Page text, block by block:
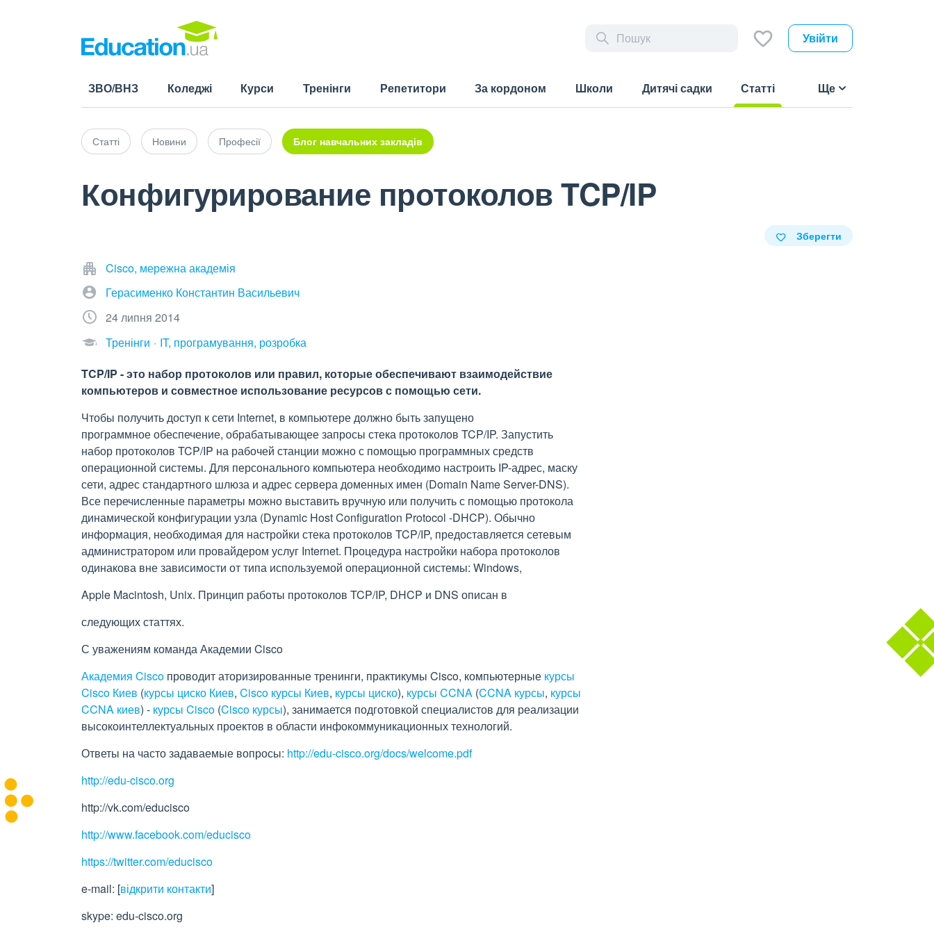
Увійти
ЗВО/ВНЗ Коледжі Курси Тренінги Репетитори За кордоном Школи Дитячі садки
Статті
Ще
Статті Новини Професії Блог навчальних закладів
Конфигурирование протоколов TCP/IP
Зберегти
Cisco, мережна академія
Герасименко Константин Васильевич
24 липня 2014
Тренінги
IT, програмування, розробка
TCP/IP - это набор протоколов или правил, которые обеспечивают взаимодействие
компьютеров и совместное использование ресурсов с помощью сети.
Чтобы получить доступ к сети Internet, в компьютере должно быть запущено
программное обеспечение, обрабатывающее запросы стека протоколов TCP/IP. Запустить
набор протоколов TCP/IP на рабочей станции можно с помощью программных средств
операционной системы. Для персонального компьютера необходимо настроить IP-адрес, маску
сети, адрес стандартного шлюза и адрес сервера доменных имен (Domain Name Server-DNS).
Все перечисленные параметры можно выставить вручную или получить с помощью протокола
динамической конфигурации узла (Dynamic Host Configuration Protocol -DHCP). Обычно
информация, необходимая для настройки стека протоколов TCP/IP, предоставляется сетевым
администратором или провайдером услуг Internet. Процедура настройки набора протоколов
одинакова вне зависимости от типа используемой операционной системы: Windows,
Apple Macintosh, Unix. Принцип работы протоколов TCP/IP, DHCP и DNS описан в
следующих статтях.
С уважениям команда Академии Cisco
Академия Cisco проводит аторизированные тренинги, практикумы Cisco, компьютерные курсы
Cisco Киев (курсы циско Киев, Cisco курсы Киев, курсы циско), курсы CCNA (CCNA курсы, курсы
CCNA киев) - курсы Cisco (Cisco курсы), занимается подготовкой специалистов для реализации
высокоинтеллектуальных проектов в области инфокоммуникационных технологий.
Ответы на часто задаваемые вопросы: http://edu-cisco.org/docs/welcome.pdf
http://edu-cisco.org
http://vk.com/educisco
http://www.facebook.com/educisco
https://twitter.com/educisco
e-mail: [відкрити контакти]
skype: edu-cisco.org